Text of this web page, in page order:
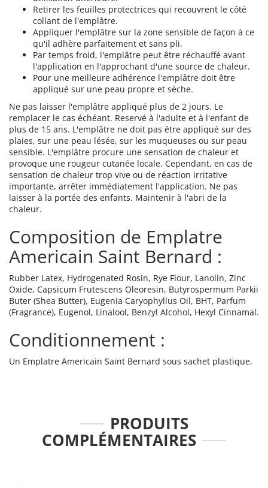
Retirer les feuilles protectrices qui recouvrent le côté
collant de l'emplâtre.
Appliquer l'emplâtre sur la zone sensible de façon à ce
qu'il adhère parfaitement et sans pli.
Par temps froid, l'emplâtre peut être réchauffé avant
l'application en l'approchant d'une source de chaleur.
Pour une meilleure adhérence l'emplâtre doit être
appliqué sur une peau propre et sèche.
Ne pas laisser l'emplâtre appliqué plus de 2 jours. Le
remplacer le cas échéant. Reservé à l'adulte et à l'enfant de
plus de 15 ans. L'emplâtre ne doit pas être appliqué sur des
plaies, sur une peau lésée, sur les muqueuses ou sur peau
sensible. L'emplâtre procure une sensation de chaleur et
provoque une rougeur cutanée locale. Cependant, en cas de
sensation de chaleur trop vive ou de réaction irritative
importante, arrêter immédiatement l'application. Ne pas
laisser à la portée des enfants. Maintenir à l'abri de la
chaleur.
Composition de Emplatre
Americain Saint Bernard :
Rubber Latex, Hydrogenated Rosin, Rye Flour, Lanolin, Zinc
Oxide, Capsicum Frutescens Oleoresin, Butyrospermum Parkii
Buter (Shea Butter), Eugenia Caryophyllus Oil, BHT, Parfum
(Fragrance), Eugenol, Linalool, Benzyl Alcohol, Hexyl Cinnamal.
Conditionnement :
Un Emplatre Americain Saint Bernard sous sachet plastique.
PRODUITS
COMPLÉMENTAIRES